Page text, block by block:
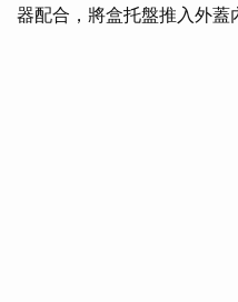
器配合，將盒托盤推入外蓋